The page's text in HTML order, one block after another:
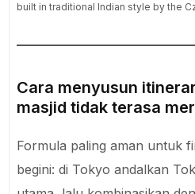
built in traditional Indian style by the
Cara menyusun
masjid tidak terasa
Formula paling aman untuk
begini: di Tokyo andalkan